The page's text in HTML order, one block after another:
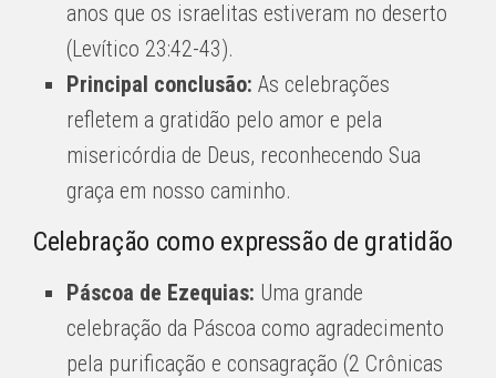
anos que os israelitas estiveram no deserto
(Levítico 23:42-43).
Principal conclusão: As celebrações
refletem a gratidão pelo amor e pela
misericórdia de Deus, reconhecendo Sua
graça em nosso caminho.
Celebração como expressão de gratidão
Páscoa de Ezequias: Uma grande
celebração da Páscoa como agradecimento
pela purificação e consagração (2 Crônicas